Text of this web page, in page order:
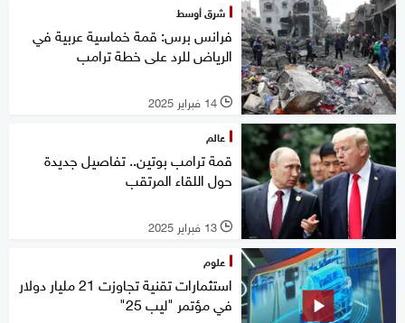
شرق أوسط
فرانس برس: قمة خماسية عربية في
الرياض للرد على خطة ترامب
l 14 فبراير 2025
عالم
قمة ترامب بوتين.. تفاصيل جديدة
حول اللقاء المرتقب
l 13 فبراير 2025
علوم
استثمارات تقنية تجاوزت 21 مليار دولار
في مؤتمر "ليب 25"